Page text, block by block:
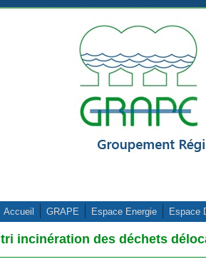
Accueil GRAPE Espace Energie Espace
tri incinération des déchets